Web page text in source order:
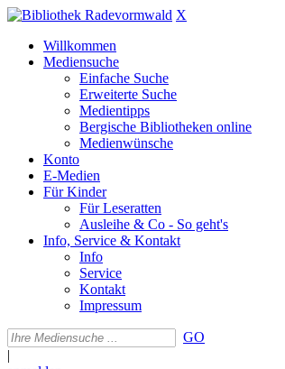
X
Willkommen
Mediensuche
Einfache Suche
Erweiterte Suche
Medientipps
Bergische Bibliotheken online
Medienwünsche
Konto
E-Medien
Für Kinder
Für Leseratten
Ausleihe & Co - So geht's
Info, Service & Kontakt
Info
Service
Kontakt
Impressum
GO
|